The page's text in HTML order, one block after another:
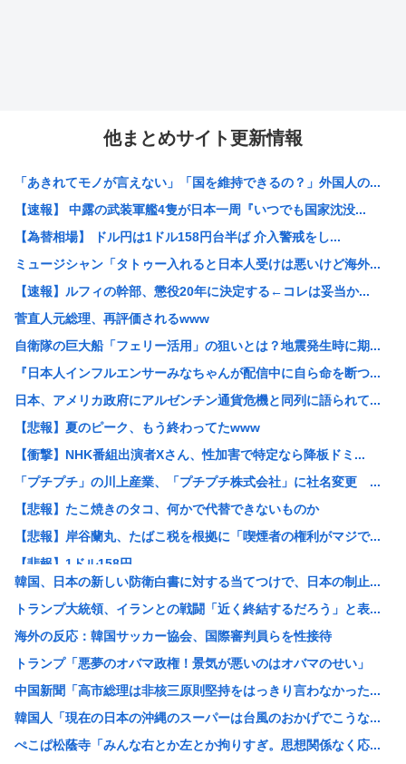
他まとめサイト更新情報
「あきれてモノが言えない」「国を維持できるの？」外国人の...
【速報】 中露の武装軍艦4隻が日本一周『いつでも国家沈没...
【為替相場】 ドル円は1ドル158円台半ば 介入警戒をし...
ミュージシャン「タトゥー入れると日本人受けは悪いけど海外...
【速報】ルフィの幹部、懲役20年に決定する←コレは妥当か...
菅直人元総理、再評価されるwww
自衛隊の巨大船「フェリー活用」の狙いとは？地震発生時に期...
『日本人インフルエンサーみなちゃんが配信中に自ら命を断つ...
日本、アメリカ政府にアルゼンチン通貨危機と同列に語られて...
【悲報】夏のピーク、もう終わってたwww
【衝撃】NHK番組出演者Xさん、性加害で特定なら降板ドミ...
「プチプチ」の川上産業、「プチプチ株式会社」に社名変更 ...
【悲報】たこ焼きのタコ、何かで代替できないものか
【悲報】岸谷蘭丸、たばこ税を根拠に「喫煙者の権利がマジで...
【悲報】1ドル158円
【悲報】夏のピーク、もう終わってた
カズレーザー、車の任意保険を巡り持論「強制しろよ！」「保...
【画像】美人ママ、息子との入浴中の画像が流出した結果・・...
江戸時代から続く「邪馬台国論争」最前線！ 最新研究で見え...
【熊本地震】共産党・寺本けんた「災害募金に関するデマを流...
【討論】オタク「パソコン自作できます」DQN「自分で車や...
みい山の亜月ねねさん、障がい者差別漫画で2億稼いでいた模...
韓国、日本の新しい防衛白書に対する当てつけで、日本の制止...
トランプ大統領、イランとの戦闘「近く終結するだろう」と表...
海外の反応：韓国サッカー協会、国際審判員らを性接待
トランプ「悪夢のオバマ政権！景気が悪いのはオバマのせい」
中国新聞「高市総理は非核三原則堅持をはっきり言わなかった...
韓国人「現在の日本の沖縄のスーパーは台風のおかげでこうな...
ぺこぱ松蔭寺「みんな右とか左とか拘りすぎ。思想関係なく応...